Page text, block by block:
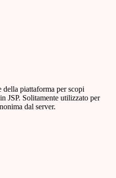
della piattaforma per scopi
JSP. Solitamente utilizzato per
dal server.